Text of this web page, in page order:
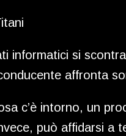
informatici si
affronta
c’è intorno, un
può affidarsi